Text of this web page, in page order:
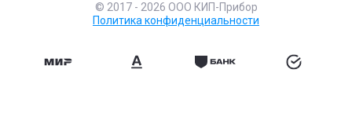
© 2017 - 2026 ООО КИП-Прибор
Политика конфиденциальности